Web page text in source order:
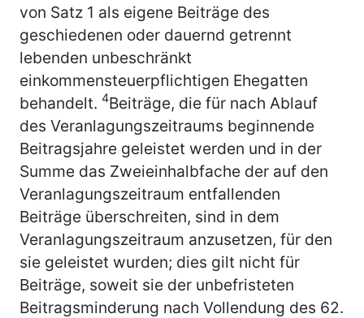
von Satz 1 als eigene Beiträge des
geschiedenen oder dauernd getrennt
lebenden unbeschränkt
einkommensteuerpflichtigen Ehegatten
behandelt. 4Beiträge, die für nach Ablauf
des Veranlagungszeitraums beginnende
Beitragsjahre geleistet werden und in der
Summe das Zweieinhalbfache der auf den
Veranlagungszeitraum entfallenden
Beiträge überschreiten, sind in dem
Veranlagungszeitraum anzusetzen, für den
sie geleistet wurden; dies gilt nicht für
Beiträge, soweit sie der unbefristeten
Beitragsminderung nach Vollendung des 62.